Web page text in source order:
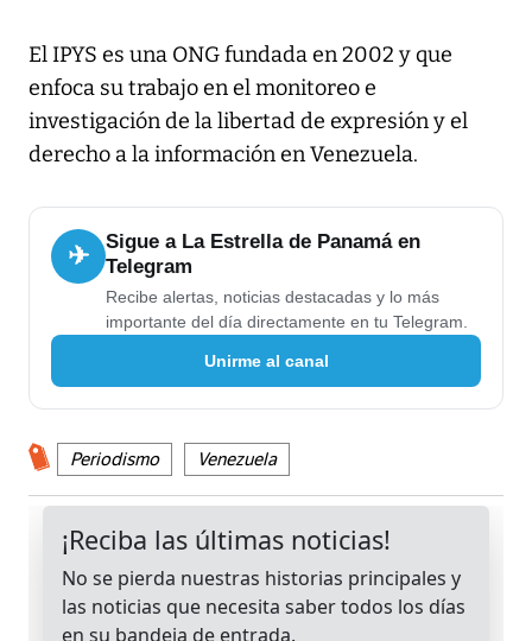
El IPYS es una ONG fundada en 2002 y que
enfoca su trabajo en el monitoreo e
investigación de la libertad de expresión y el
derecho a la información en Venezuela.
✈
Sigue a La Estrella de Panamá en
Telegram
Recibe alertas, noticias destacadas y lo más
importante del día directamente en tu Telegram.
Unirme al canal
Periodismo Venezuela